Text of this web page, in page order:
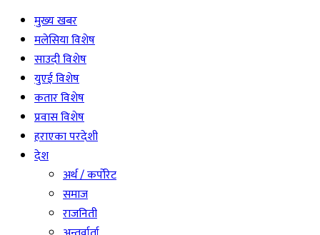
मुख्य खबर
मलेसिया विशेष
साउदी विशेष
युएई विशेष
कतार विशेष
प्रवास विशेष
हराएका परदेशी
देश
अर्थ / कर्पोरेट
समाज
राजनिती